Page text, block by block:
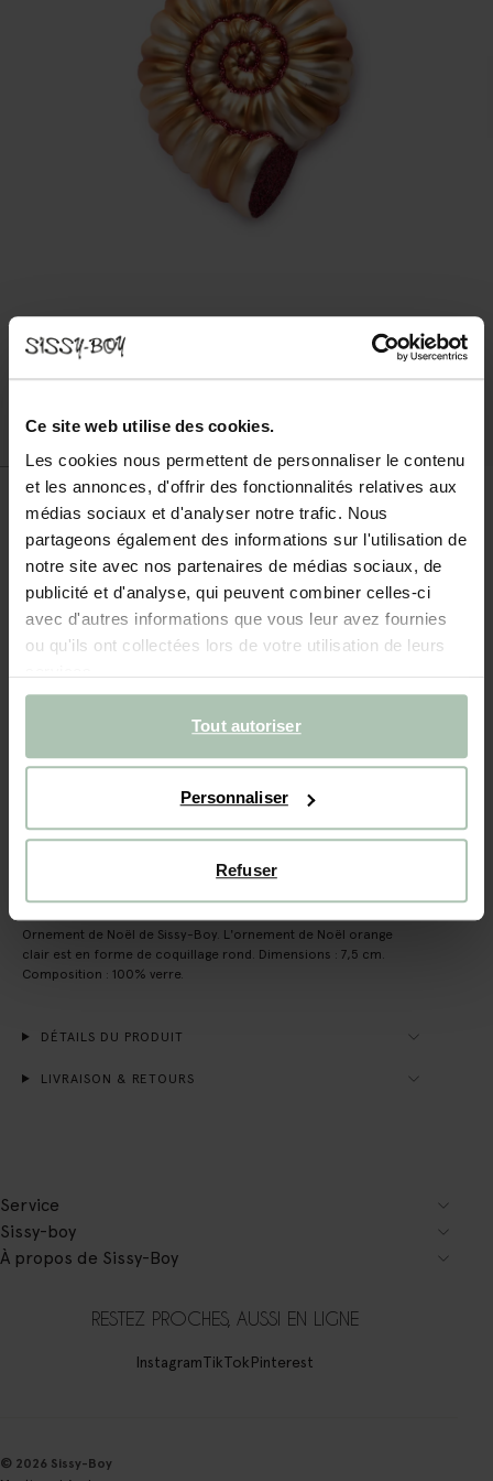
Ce site web utilise des cookies.
Les cookies nous permettent de personnaliser le contenu
et les annonces, d'offrir des fonctionnalités relatives aux
médias sociaux et d'analyser notre trafic. Nous
partageons également des informations sur l'utilisation de
notre site avec nos partenaires de médias sociaux, de
publicité et d'analyse, qui peuvent combiner celles-ci
avec d'autres informations que vous leur avez fournies
ou qu'ils ont collectées lors de votre utilisation de leurs
Tout autoriser
Personnaliser
Refuser
- 40%
Ornement de Noël coquillage
14.998.99
Taille sélectionnée: Onesize
Délai de rétractation de 14 jours
Ornement de Noël de Sissy-Boy. L'ornement de Noël orange
clair est en forme de coquillage rond. Dimensions : 7,5 cm.
Composition : 100% verre.
DÉTAILS DU PRODUIT
LIVRAISON & RETOURS
Service
Sissy-boy
À propos de Sissy-Boy
RESTEZ PROCHES, AUSSI EN LIGNE
InstagramTikTokPinterest
© 2026 Sissy-Boy